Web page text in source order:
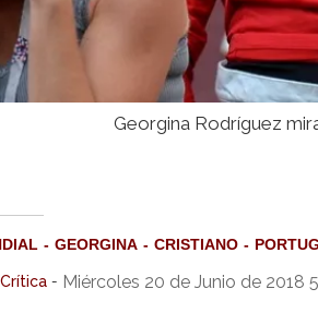
Georgina Rodríguez
GEORGINA CRISTIANO
- Miércoles 20 de Junio de 2018